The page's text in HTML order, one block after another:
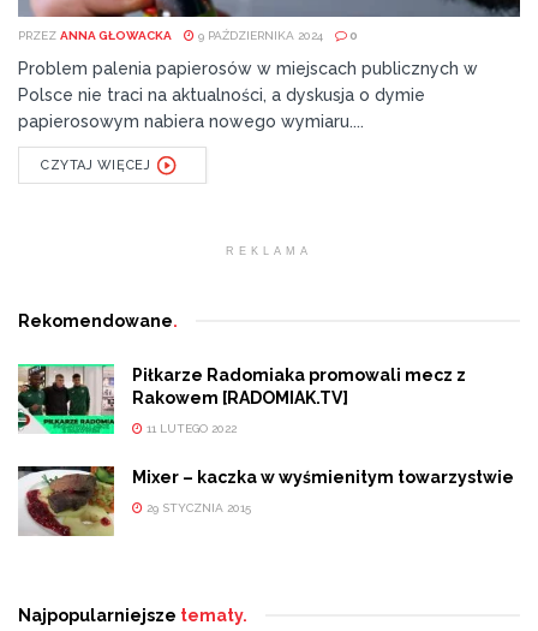
PRZEZ ANNA GŁOWACKA 9 PAŹDZIERNIKA 2024 0
Problem palenia papierosów w miejscach publicznych w
Polsce nie traci na aktualności, a dyskusja o dymie
papierosowym nabiera nowego wymiaru....
CZYTAJ WIĘCEJ
REKLAMA
Rekomendowane.
Piłkarze Radomiaka promowali mecz z
Rakowem [RADOMIAK.TV]
11 LUTEGO 2022
Mixer – kaczka w wyśmienitym towarzystwie
29 STYCZNIA 2015
Najpopularniejsze tematy.